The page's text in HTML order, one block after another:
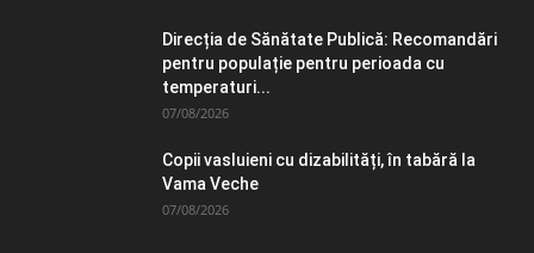
Direcția de Sănătate Publică: Recomandări
pentru populație pentru perioada cu
temperaturi...
07/08/2026
Copii vasluieni cu dizabilități, în tabără la
Vama Veche
07/08/2026